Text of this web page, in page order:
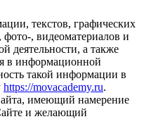
текстов, графических
, видеоматериалов и
деятельности, а также
в информационной
такой информации в
https://movacademy.ru.
имеющий намерение
и желающий